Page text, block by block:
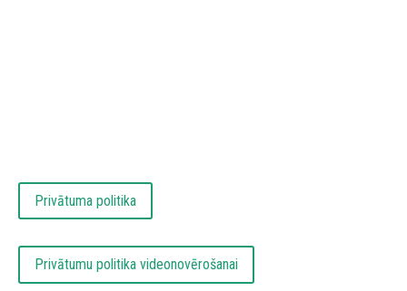
Privātuma politika
Privātumu politika videonovērošanai